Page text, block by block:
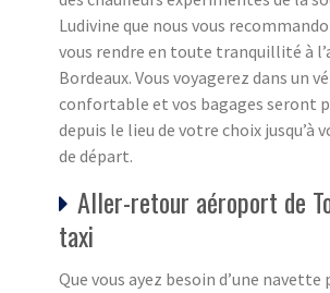
Ludivine que nous vous
vous rendre en toute tranquillité à
Bordeaux. Vous voyagerez dans un
confortable et vos bagages seront
depuis le lieu de votre choix jusqu’à
de départ.
Aller-retour aéroport de
taxi
Que vous ayez besoin d’une navette